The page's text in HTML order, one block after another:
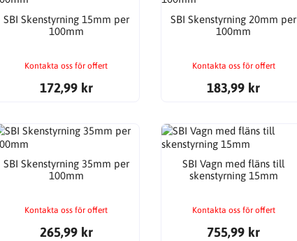
SBI Skenstyrning 15mm per
100mm
Kontakta oss för offert
172,99 kr
SBI Skenstyrning 20mm per
100mm
Kontakta oss för offert
183,99 kr
SBI Skenstyrning 35mm per
100mm
Kontakta oss för offert
265,99 kr
SBI Vagn med fläns till
skenstyrning 15mm
Kontakta oss för offert
755,99 kr